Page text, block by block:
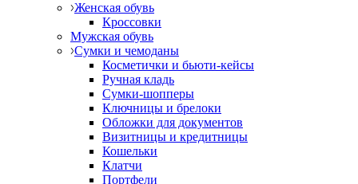
Женская обувь
Кроссовки
Мужская обувь
Сумки и чемоданы
Косметички и бьюти-кейсы
Ручная кладь
Сумки-шопперы
Ключницы и брелоки
Обложки для документов
Визитницы и кредитницы
Кошельки
Клатчи
Портфели